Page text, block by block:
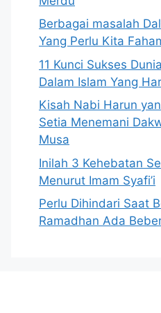
Berbagai masalah
Yang Perlu Kita
11 Kunci Sukses
Dalam Islam Yang
Kisah Nabi Harun
Setia Menemani
Musa
Inilah 3 Kehebatan
Menurut Imam Syafi’i
Perlu Dihindari Saat
Ramadhan Ada